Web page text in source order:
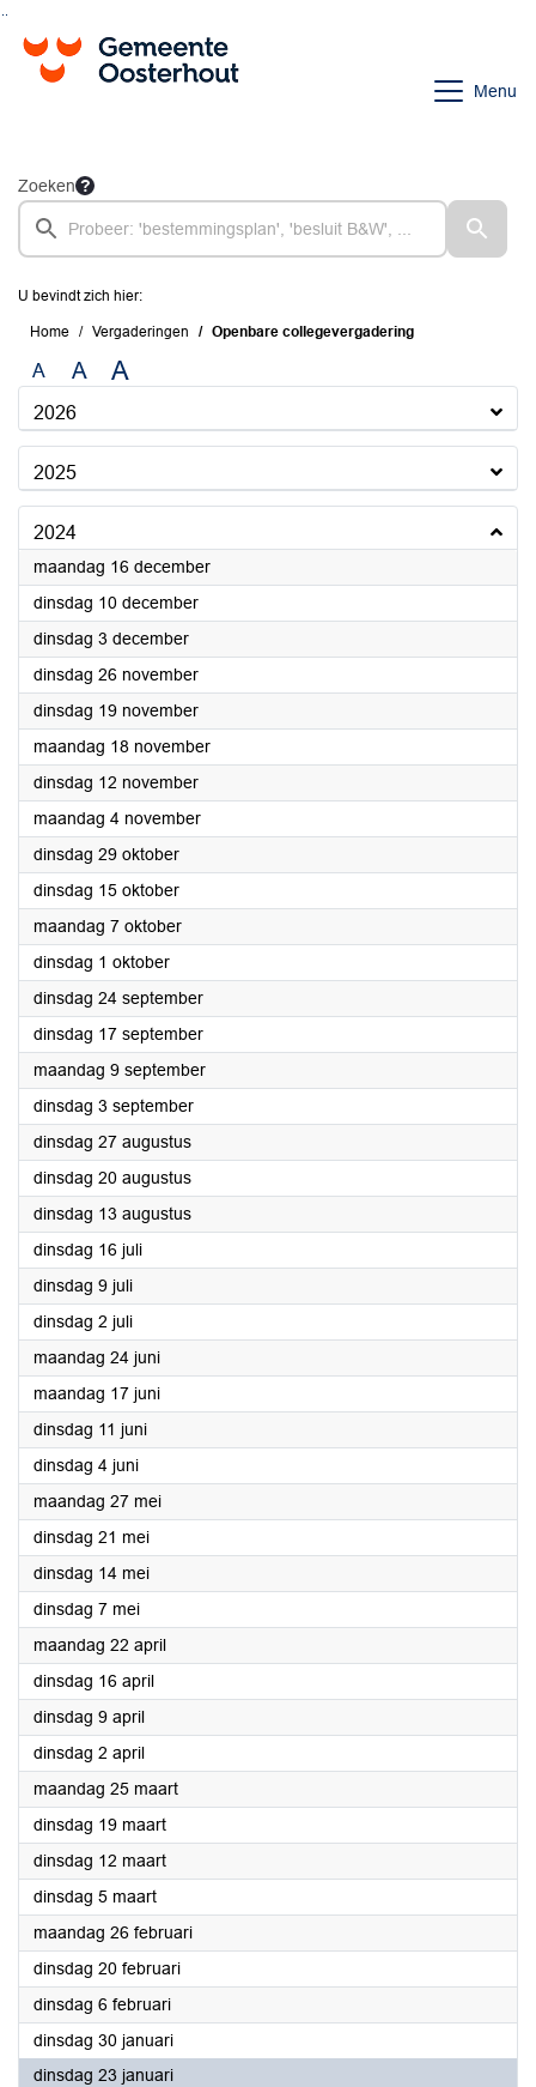
Menu
Zoeken
U bevindt zich hier:
Home Vergaderingen Openbare collegevergadering
A A A
2026
2025
2024
maandag 16 december2024
dinsdag 10 december2024
dinsdag 3 december2024
dinsdag 26 november2024
dinsdag 19 november2024
maandag 18 november2024
dinsdag 12 november2024
maandag 4 november2024
dinsdag 29 oktober2024
dinsdag 15 oktober2024
maandag 7 oktober2024
dinsdag 1 oktober2024
dinsdag 24 september2024
dinsdag 17 september2024
maandag 9 september2024
dinsdag 3 september2024
dinsdag 27 augustus2024
dinsdag 20 augustus2024
dinsdag 13 augustus2024
dinsdag 16 juli2024
dinsdag 9 juli2024
dinsdag 2 juli2024
maandag 24 juni2024
maandag 17 juni2024
dinsdag 11 juni2024
dinsdag 4 juni2024
maandag 27 mei2024
dinsdag 21 mei2024
dinsdag 14 mei2024
dinsdag 7 mei2024
maandag 22 april2024
dinsdag 16 april2024
dinsdag 9 april2024
dinsdag 2 april2024
maandag 25 maart2024
dinsdag 19 maart2024
dinsdag 12 maart2024
dinsdag 5 maart2024
maandag 26 februari2024
dinsdag 20 februari2024
dinsdag 6 februari2024
dinsdag 30 januari2024
dinsdag 23 januari2024